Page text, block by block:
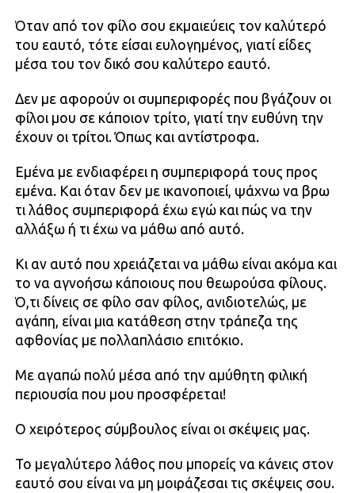
Όταν από τον φίλο σου εκμαιεύεις τον καλύτερό
του εαυτό, τότε είσαι ευλογημένος, γιατί είδες
μέσα του τον δικό σου καλύτερο εαυτό.
Δεν με αφορούν οι συμπεριφορές που βγάζουν οι
φίλοι μου σε κάποιον τρίτο, γιατί την ευθύνη την
έχουν οι τρίτοι. Όπως και αντίστροφα.
Εμένα με ενδιαφέρει η συμπεριφορά τους προς
εμένα. Και όταν δεν με ικανοποιεί, ψάχνω να βρω
τι λάθος συμπεριφορά έχω εγώ και πώς να την
αλλάξω ή τι έχω να μάθω από αυτό.
Κι αν αυτό που χρειάζεται να μάθω είναι ακόμα και
το να αγνοήσω κάποιους που θεωρούσα φίλους.
Ό,τι δίνεις σε φίλο σαν φίλος, ανιδιοτελώς, με
αγάπη, είναι μια κατάθεση στην τράπεζα της
αφθονίας με πολλαπλάσιο επιτόκιο.
Με αγαπώ πολύ μέσα από την αμύθητη φιλική
περιουσία που μου προσφέρεται!
Ο χειρότερος σύμβουλος είναι οι σκέψεις μας.
Το μεγαλύτερο λάθος που μπορείς να κάνεις στον
εαυτό σου είναι να μη μοιράζεσαι τις σκέψεις σου.